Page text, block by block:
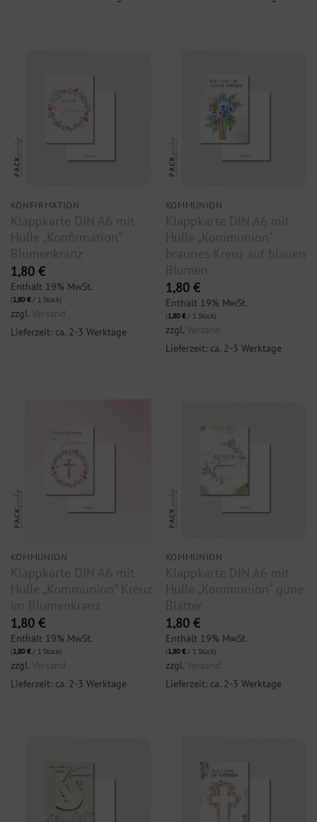
KONFIRMATION
Klappkarte DIN A6 mit
Hülle „Konfirmation“
Blumenkranz
1,80 €
Enthält 19% MwSt.
(1,80€/ 1 Stück)
zzgl. Versand
Lieferzeit: ca. 2-3 Werktage
KOMMUNION
Klappkarte DIN A6 mit
Hülle „Kommunion“
braunes Kreuz auf blauen
Blumen
1,80 €
Enthält 19% MwSt.
(1,80€/ 1 Stück)
zzgl. Versand
Lieferzeit: ca. 2-3 Werktage
KOMMUNION
Klappkarte DIN A6 mit
Hülle „Kommunion“ Kreuz
im Blumenkranz
1,80 €
Enthält 19% MwSt.
(1,80€/ 1 Stück)
zzgl. Versand
Lieferzeit: ca. 2-3 Werktage
KOMMUNION
Klappkarte DIN A6 mit
Hülle „Kommunion“ güne
Blätter
1,80 €
Enthält 19% MwSt.
(1,80€/ 1 Stück)
zzgl. Versand
Lieferzeit: ca. 2-3 Werktage